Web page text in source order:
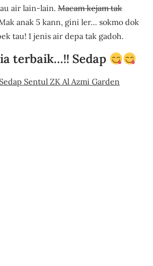
air lain-lain.Macam kejam tak
anak 5 kann, gini ler… sokmo dok
tau! 1 jenis air depa tak gadoh.
terbaik…!! Sedap